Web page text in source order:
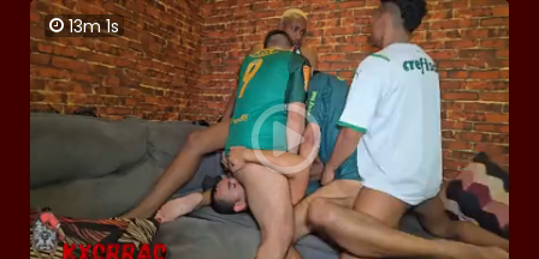
13m 1s